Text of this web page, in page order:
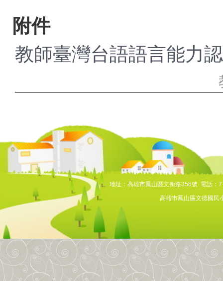
附件
教師臺灣台語語言能力
::: 地址：高雄市鳳山區文衡路356號 電話
高雄市鳳山區文德國民